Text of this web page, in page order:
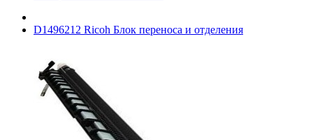
D1496212 Ricoh Блок переноса и отделения